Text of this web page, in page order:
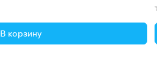
В корзину